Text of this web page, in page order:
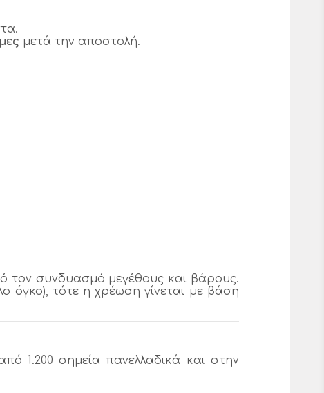
μετά την αποστολή.
τον συνδυασμό μεγέθους και βάρους.
όγκο), τότε η χρέωση γίνεται με βάση
1.200 σημεία πανελλαδικά και στην